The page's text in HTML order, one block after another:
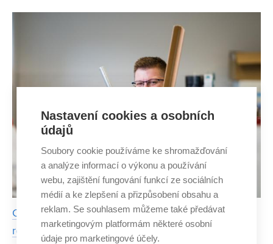
new alloys. Until now, however, there has bee
Cheaper, better quality and eco-friendly. FCH BUT
researchers create new dextrin adhesive
Nastavení cookies a osobních
údajů
Soubory cookie používáme ke shromažďování
a analýze informací o výkonu a používání
webu, zajištění fungování funkcí ze sociálních
médií a ke zlepšení a přizpůsobení obsahu a
reklam. Se souhlasem můžeme také předávat
marketingovým platformám některé osobní
údaje pro marketingové účely.